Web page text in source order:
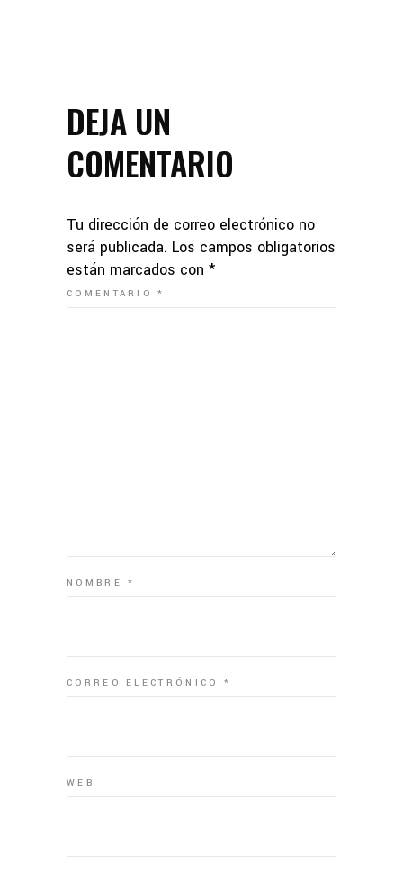
DEJA UN
COMENTARIO
Tu dirección de correo electrónico no
será publicada. Los campos obligatorios
están marcados con *
COMENTARIO*
NOMBRE*
CORREO ELECTRÓNICO *
WEB